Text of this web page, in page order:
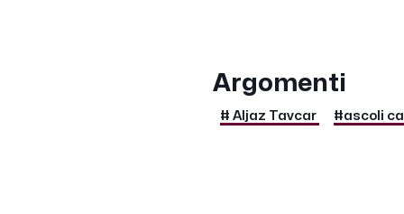
Argomenti
# Aljaz Tavcar #ascoli